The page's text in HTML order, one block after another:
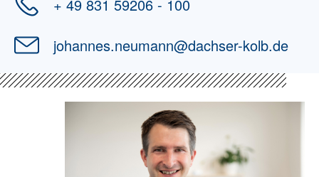
+ 49 831 59206 - 100
johannes.neumann@dachser-kolb.de